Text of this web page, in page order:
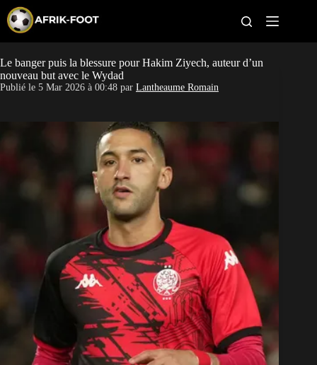
p
t
o
c
o
CAN féminine
Pays
Clubs
Classement
Paris sportifs
Le banger puis la blessure pour Hakim Ziyech, auteur d’un
nouveau but avec le Wydad
Publié le 5 Mar 2026 à 00:48 par Lantheaume Romain